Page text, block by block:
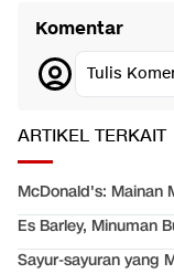
Komentar
Tulis
ARTIKEL TERKAIT
McDonald's: Mainan
Es Barley, Minuman
Sayur-sayuran yang